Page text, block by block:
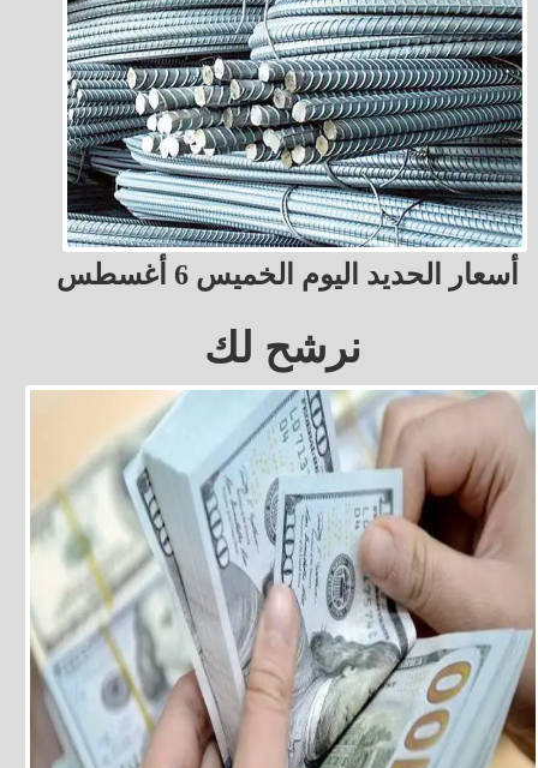
أسعار الحديد اليوم الخميس 6 أغسطس
نرشح لك